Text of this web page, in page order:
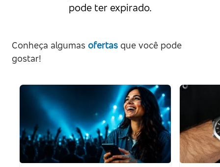
pode ter expirado.
Conheça algumas ofertas que você pode
gostar!